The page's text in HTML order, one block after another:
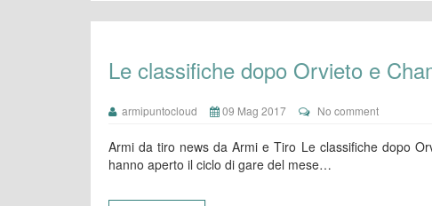
Le classifiche dopo Orvieto e
armipuntocloud 09 Mag 2017 No comment
Armi da tiro news da Armi e Tiro Le classifiche dopo
hanno aperto il ciclo di gare del mese…